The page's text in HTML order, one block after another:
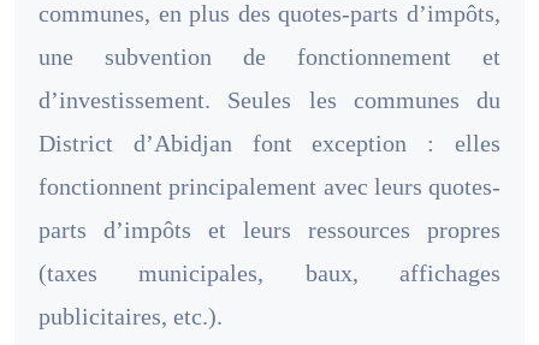
communes, en plus des quotes-parts d’impôts,
une subvention de fonctionnement et
d’investissement. Seules les communes du
District d’Abidjan font exception : elles
fonctionnent principalement avec leurs quotes-
parts d’impôts et leurs ressources propres
(taxes municipales, baux, affichages
publicitaires, etc.).